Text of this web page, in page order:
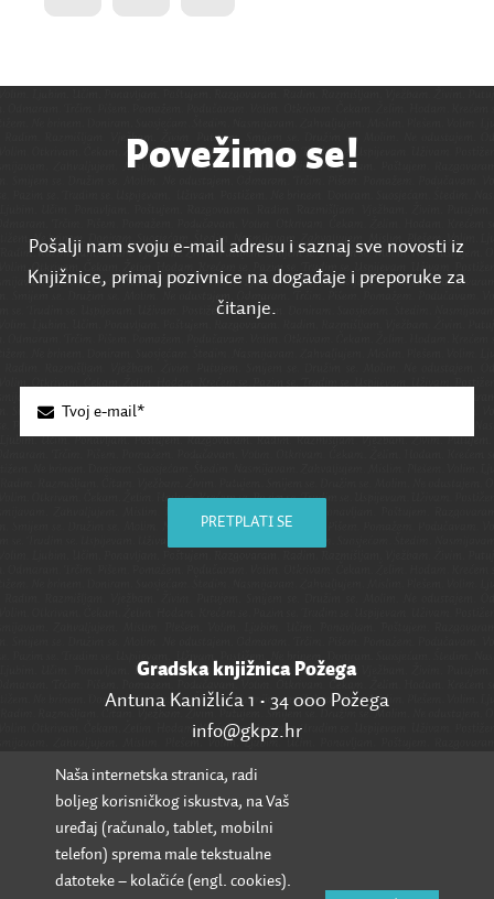
Povežimo se!
Pošalji nam svoju e-mail adresu i saznaj sve novosti iz
Knjižnice, primaj pozivnice na događaje i preporuke za
čitanje.
PRETPLATI SE
Gradska knjižnica Požega
Antuna Kanižlića 1 • 34 000 Požega
info@gkpz.hr
SVI KONTAKTI
Naša internetska stranica, radi
boljeg korisničkog iskustva, na Vaš
uređaj (računalo, tablet, mobilni
telefon) sprema male tekstualne
datoteke – kolačiće (engl. cookies).